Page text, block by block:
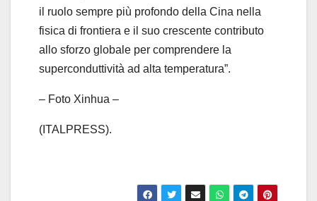
il ruolo sempre più profondo della Cina nella
fisica di frontiera e il suo crescente contributo
allo sforzo globale per comprendere la
superconduttività ad alta temperatura”.
– Foto Xinhua –
(ITALPRESS).